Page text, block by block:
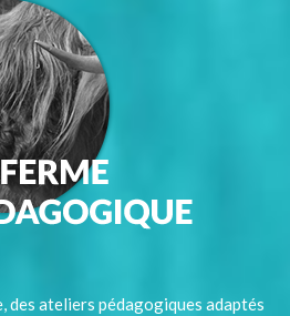
des ateliers pédagogiques adaptés